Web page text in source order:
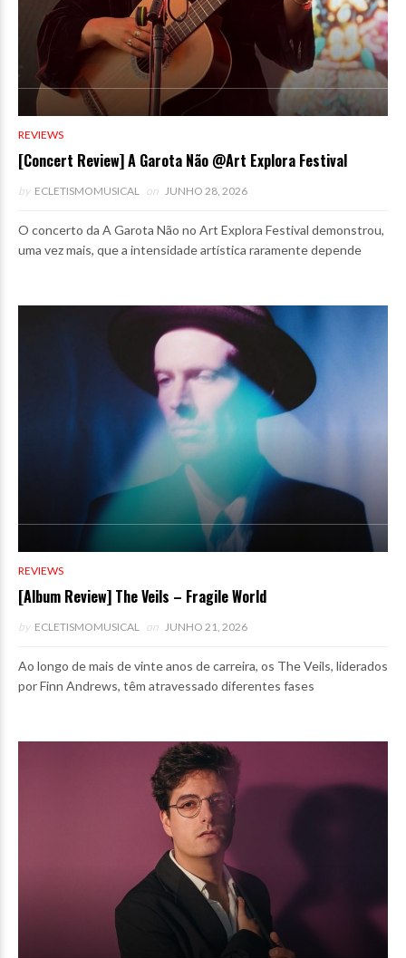
REVIEWS
[Concert Review] A Garota Não @Art Explora Festival
by ECLETISMOMUSICAL on JUNHO 28, 2026
O concerto da A Garota Não no Art Explora Festival demonstrou,
uma vez mais, que a intensidade artística raramente depende
REVIEWS
[Album Review] The Veils – Fragile World
by ECLETISMOMUSICAL on JUNHO 21, 2026
Ao longo de mais de vinte anos de carreira, os The Veils, liderados
por Finn Andrews, têm atravessado diferentes fases